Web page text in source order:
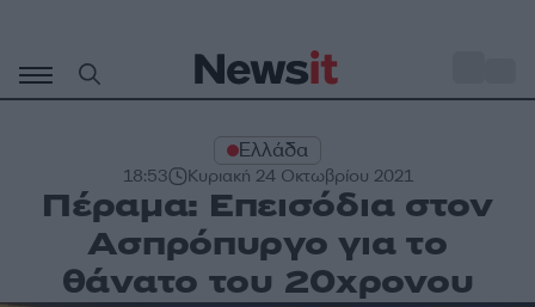
περιεχόμενο
Ελλάδα
18:53 Κυριακή 24 Οκτωβρίου 2021
Πέραμα: Επεισόδια στον
Ασπρόπυργο για το
θάνατο του 20χρονου